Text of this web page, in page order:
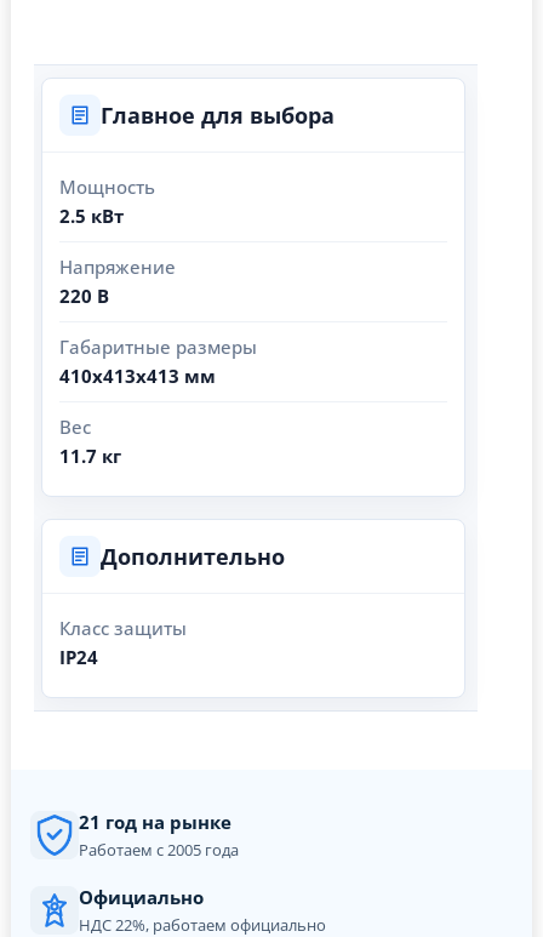
Главное для выбора
Мощность
2.5 кВт
Напряжение
220 В
Габаритные размеры
410х413х413 мм
Вес
11.7 кг
Дополнительно
Класс защиты
IP24
21 год на рынке
Работаем с 2005 года
Официально
НДС 22%, работаем официально